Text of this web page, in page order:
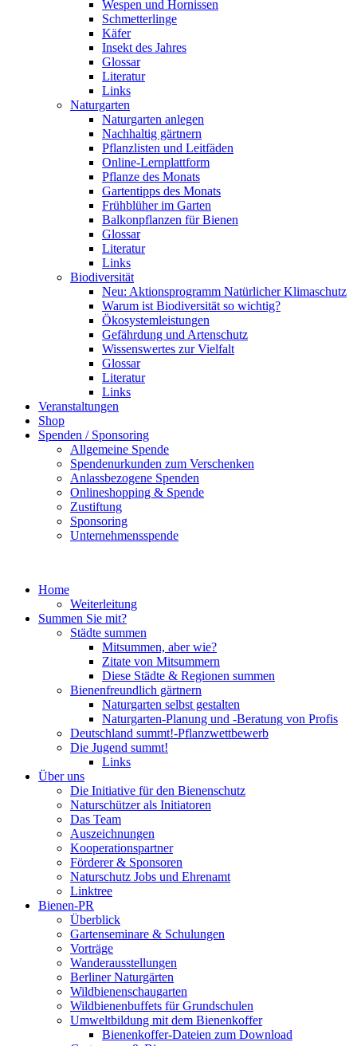
Wespen und Hornissen
Schmetterlinge
Käfer
Insekt des Jahres
Glossar
Literatur
Links
Naturgarten
Naturgarten anlegen
Nachhaltig gärtnern
Pflanzlisten und Leitfäden
Online-Lernplattform
Pflanze des Monats
Gartentipps des Monats
Frühblüher im Garten
Balkonpflanzen für Bienen
Glossar
Literatur
Links
Biodiversität
Neu: Aktionsprogramm Natürlicher Klimaschutz
Warum ist Biodiversität so wichtig?
Ökosystemleistungen
Gefährdung und Artenschutz
Wissenswertes zur Vielfalt
Glossar
Literatur
Links
Veranstaltungen
Shop
Spenden / Sponsoring
Allgemeine Spende
Spendenurkunden zum Verschenken
Anlassbezogene Spenden
Onlineshopping & Spende
Zustiftung
Sponsoring
Unternehmensspende
Home
Weiterleitung
Summen Sie mit?
Städte summen
Mitsummen, aber wie?
Zitate von Mitsummern
Diese Städte & Regionen summen
Bienenfreundlich gärtnern
Naturgarten selbst gestalten
Naturgarten-Planung und -Beratung von Profis
Deutschland summt!-Pflanzwettbewerb
Die Jugend summt!
Links
Über uns
Die Initiative für den Bienenschutz
Naturschützer als Initiatoren
Das Team
Auszeichnungen
Kooperationspartner
Förderer & Sponsoren
Naturschutz Jobs und Ehrenamt
Linktree
Bienen-PR
Überblick
Gartenseminare & Schulungen
Vorträge
Wanderausstellungen
Berliner Naturgärten
Wildbienenschaugarten
Wildbienenbuffets für Grundschulen
Umweltbildung mit dem Bienenkoffer
Bienenkoffer-Dateien zum Download